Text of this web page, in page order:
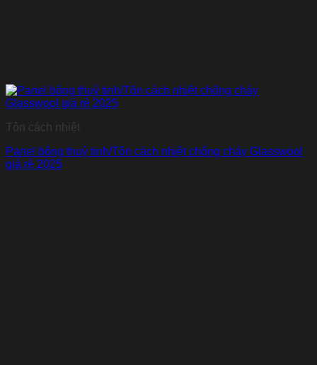
Tôn cách nhiệt
Panel bông thuỷ tinh/Tôn cách nhiệt chống cháy Glasswool
giá rẻ 2025